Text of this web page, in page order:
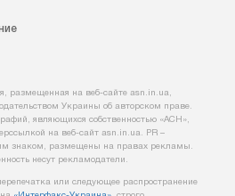
размещенная на веб-сайте asn.in.ua,
Украины об авторском праве.
являющихся собственностью «АСН»,
на веб-сайт asn.іn.ua. PR –
знаком, размещены на правах рекламы.
несут рекламодатели.
или следующее распространение